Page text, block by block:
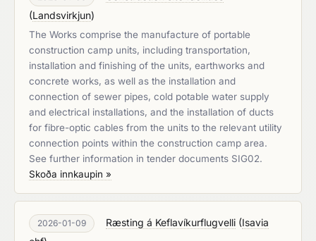
(Landsvirkjun)
The Works comprise the manufacture of portable
construction camp units, including transportation,
installation and finishing of the units, earthworks and
concrete works, as well as the installation and
connection of sewer pipes, cold potable water supply
and electrical installations, and the installation of ducts
for fibre-optic cables from the units to the relevant utility
connection points within the construction camp area.
See further information in tender documents SIG02.
Skoða innkaupin »
2026-01-09 Ræsting á Keflavíkurflugvelli (Isavia